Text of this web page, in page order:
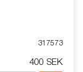
317573
400 SEK